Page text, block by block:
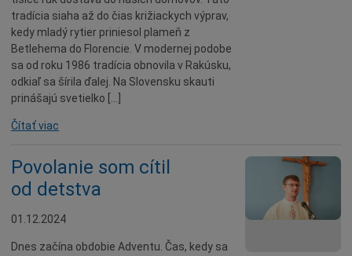
tradícia siaha až do čias križiackych výprav,
kedy mladý rytier priniesol plameň z
Betlehema do Florencie. V modernej podobe
sa od roku 1986 tradícia obnovila v Rakúsku,
odkiaľ sa šírila ďalej. Na Slovensku skauti
prinášajú svetielko […]
Čítať viac
Povolanie som cítil
od detstva
01.12.2024
Dnes začína obdobie Adventu. Čas, kedy sa